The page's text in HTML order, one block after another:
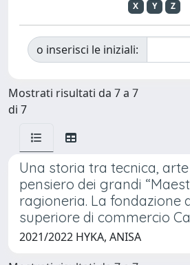
X
Y Z
o inserisci le iniziali:
Mostrati risultati da 7 a 7
di 7
Una storia tra tecnica, arte
pensiero dei grandi
ragioneria. La fondazione
superiore di commercio
2021/2022 HYKA, ANISA